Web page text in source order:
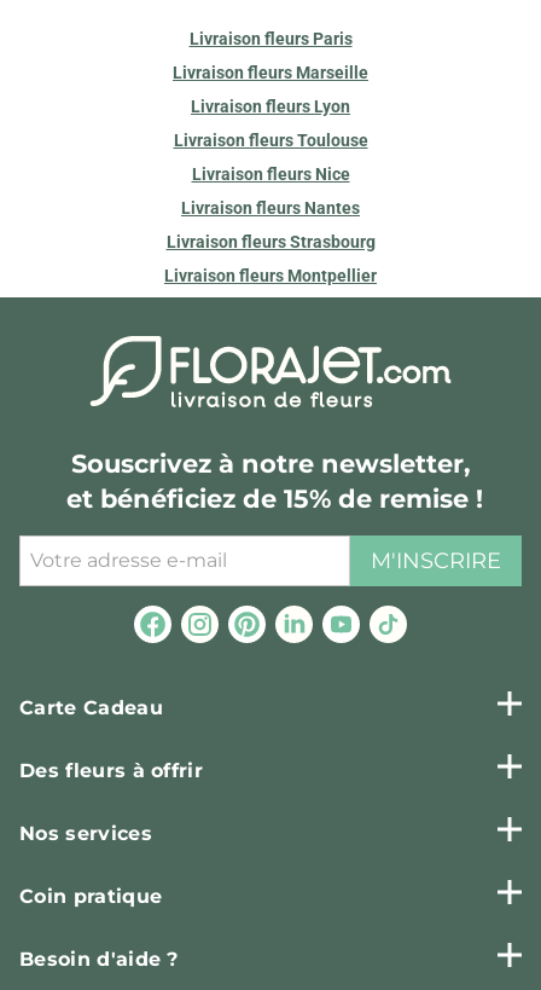
Livraison fleurs Paris
Livraison fleurs Marseille
Livraison fleurs Lyon
Livraison fleurs Toulouse
Livraison fleurs Nice
Livraison fleurs Nantes
Livraison fleurs Strasbourg
Livraison fleurs Montpellier
Souscrivez à notre newsletter,
et bénéficiez de 15% de remise !
M'INSCRIRE
Carte Cadeau
Des fleurs à offrir
Nos services
Coin pratique
Besoin d'aide ?